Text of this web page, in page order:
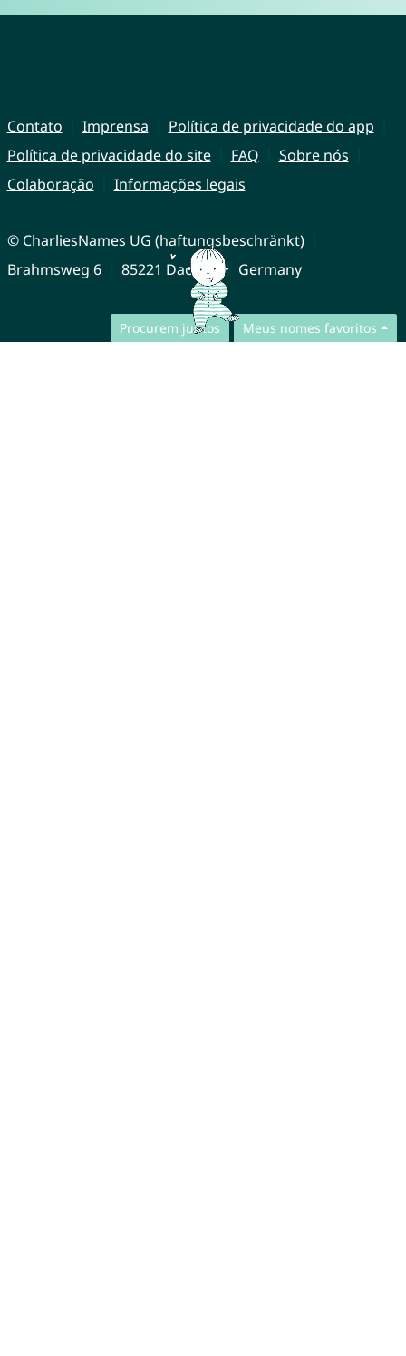
Procurem juntos Meus nomes favoritos
Contato Imprensa
Política de privacidade do app
Política de privacidade do site
FAQ
Sobre nós
Colaboração
Informações legais
© CharliesNames UG (haftungsbeschränkt)
Brahmsweg 6
85221 Dachau Germany